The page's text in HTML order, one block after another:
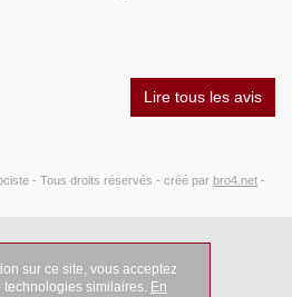
Lire tous les avis
- Tous droits réservés - créé par bro4.net -
sur ce site, vous acceptez
similaires. En